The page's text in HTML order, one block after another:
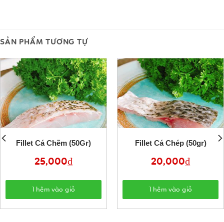
SẢN PHẨM TƯƠNG TỰ
Fillet Cá Chẽm (50Gr)
25,000₫
Thêm vào giỏ
Fillet Cá Chép (50gr)
20,000₫
Thêm vào giỏ